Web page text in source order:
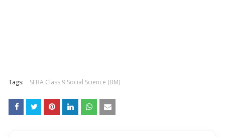
Tags: SEBA Class 9 Social Science (BM)